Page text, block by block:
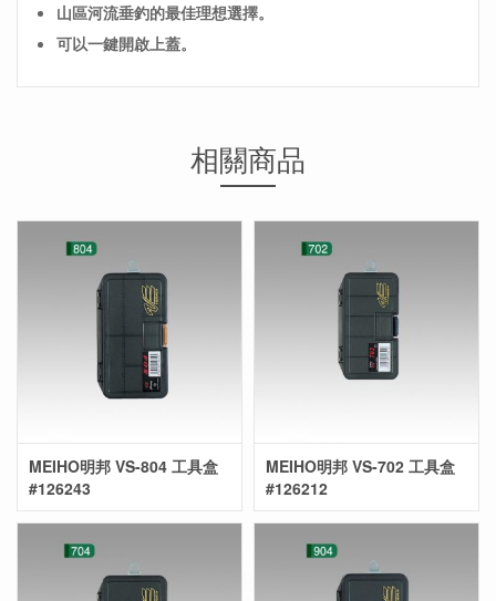
山區河流垂釣的最佳理想選擇。
可以一鍵開啟上蓋。
相關商品
MEIHO明邦 VS-804 工具盒
#126243
MEIHO明邦 VS-702 工具盒
#126212